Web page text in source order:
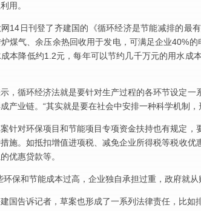
用。
14日刊登了齐建国的《循环经济是节能减排的最
煤气、余压余热回收用于发电，可满足企业40%
本降低约1.2元，每年可以节约几千万元的用水成
，循环经济法就是要针对生产过程的各环节设定
产业链。“其实就是要在社会中安排一种科学机制，
针对环保项目和节能项目专项资金扶持也有规定
施。如抵扣增值进项税、减免企业所得税等税收
优惠贷款等。
环保和节能成本过高，企业独自承担过重，政府就
国告诉记者，草案也形成了一系列法律责任，比如